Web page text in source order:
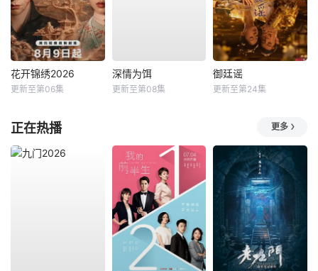
花开锦绣2026
更新至第06集
深情为饵
更新至第08集
御廷谣
更新至第24集
正在热播 更多